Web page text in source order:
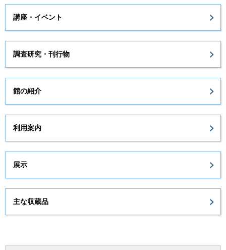
講座・イベント
調査研究・刊行物
館の紹介
利用案内
展示
主な収蔵品